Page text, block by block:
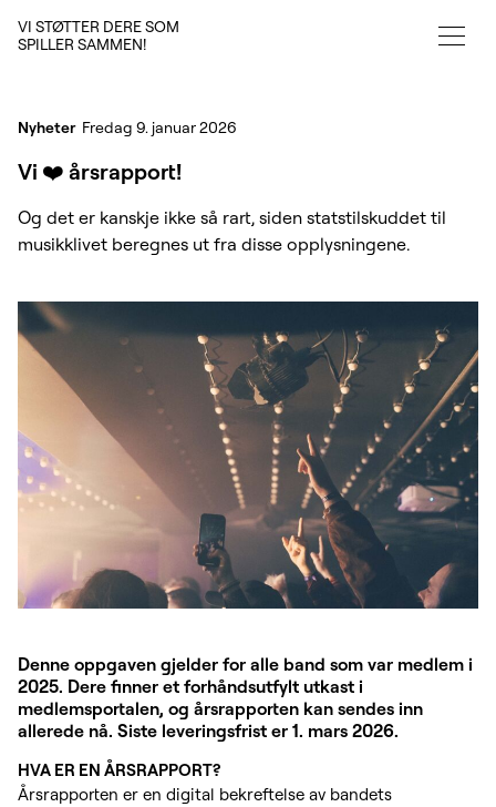
VI STØTTER DERE SOM
SPILLER SAMMEN!
Nyheter Fredag 9. januar 2026
Vi ❤️ årsrapport!
Og det er kanskje ikke så rart, siden statstilskuddet til
musikklivet beregnes ut fra disse opplysningene.
Denne oppgaven gjelder for alle band som var medlem i
2025. Dere finner et forhåndsutfylt utkast i
medlemsportalen, og årsrapporten kan sendes inn
allerede nå. Siste leveringsfrist er 1. mars 2026.
HVA ER EN ÅRSRAPPORT?
Årsrapporten er en digital bekreftelse av bandets